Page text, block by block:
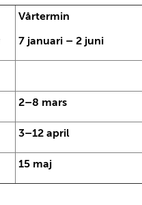
Vårtermin
7 januari – 2 juni
2–8 mars
3–12 april
15 maj